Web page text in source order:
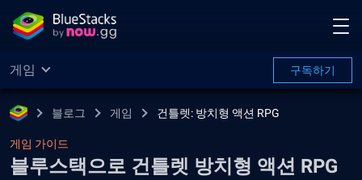
게임 구독하기
블로그 게임 건틀렛: 방치형 액션 RPG
게임 가이드
블루스택으로 건틀렛 방치형 액션 RPG